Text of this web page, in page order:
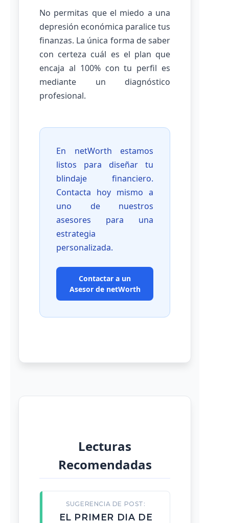
No permitas que el miedo a una
depresión económica paralice tus
finanzas. La única forma de saber
con certeza cuál es el plan que
encaja al 100% con tu perfil es
mediante un diagnóstico
profesional.
En netWorth estamos
listos para diseñar tu
blindaje financiero.
Contacta hoy mismo a
uno de nuestros
asesores para una
estrategia
personalizada.
Contactar a un
Asesor de netWorth
Lecturas
Recomendadas
SUGERENCIA DE POST:
EL PRIMER DIA DE